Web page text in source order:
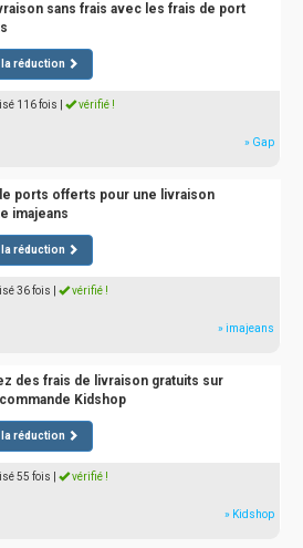
sans frais avec les frais de port
réduction
116 fois vérifié !
» Gap
ports offerts pour une livraison
imajeans
réduction
36 fois vérifié !
» imajeans
des frais de livraison gratuits sur
Kidshop
réduction
55 fois vérifié !
» Kidshop